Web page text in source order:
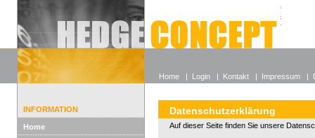
Alle
Wieso
INFORMATION
Home
Datenschutzerklärung
Auf dieser Seite finden Sie unsere
Home | Login | Kontakt | Impressum |